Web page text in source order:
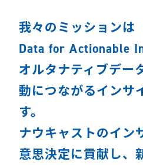
我々のミッションは
Data for Actionable
オルタナティブデー
動につながるインサ
す。
ナウキャストのイン
意思決定に貢献し、